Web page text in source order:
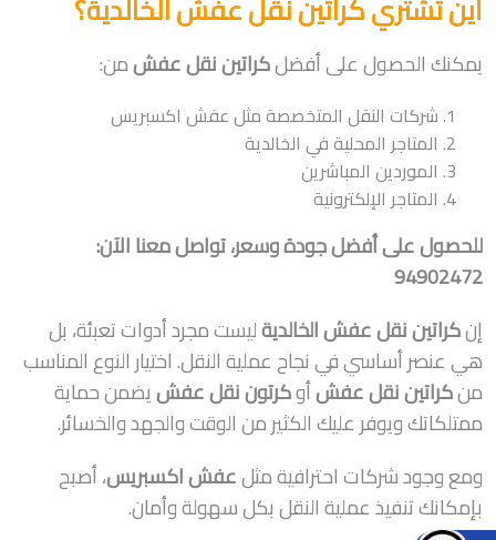
أين تشتري كراتين نقل عفش الخالدية؟
يمكنك الحصول على أفضلكراتين نقل عفشمن:
شركات النقل المتخصصة مثل عفش اكسبريس
المتاجر المحلية في الخالدية
الموردين المباشرين
المتاجر الإلكترونية
للحصول على أفضل جودة وسعر، تواصل معنا الآن:
94902472
إنكراتين نقل عفش الخالديةليست مجرد أدوات تعبئة، بل
هي عنصر أساسي في نجاح عملية النقل. اختيار النوع المناسب
منكراتين نقل عفشأوكرتون نقل عفشيضمن حماية
ممتلكاتك ويوفر عليك الكثير من الوقت والجهد والخسائر.
ومع وجود شركات احترافية مثلعفش اكسبريس، أصبح
بإمكانك تنفيذ عملية النقل بكل سهولة وأمان.